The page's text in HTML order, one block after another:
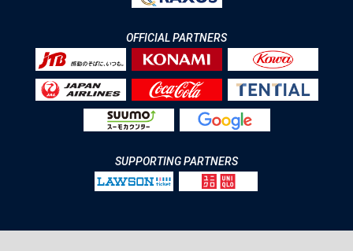
OFFICIAL PARTNERS
SUPPORTING PARTNERS